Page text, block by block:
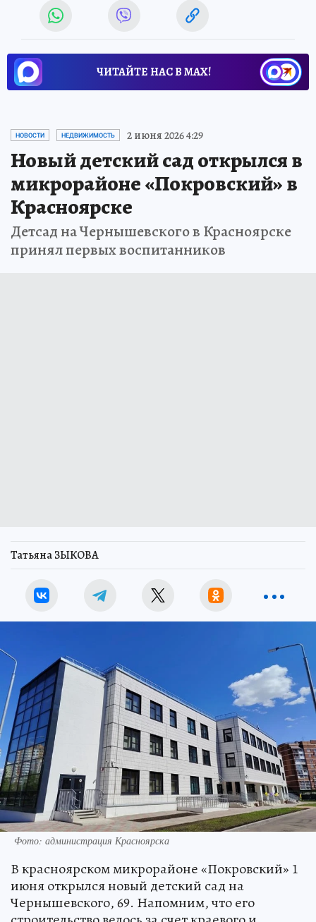
ЧИТАЙТЕ НАС В МАХ!
НОВОСТИ НЕДВИЖИМОСТЬ 2 июня 2026 4:29
Новый детский сад открылся в
микрорайоне «Покровский» в
Красноярске
Детсад на Чернышевского в Красноярске
принял первых воспитанников
Татьяна ЗЫКОВА
Фото: администрация Красноярска
В красноярском микрорайоне «Покровский» 1
июня открылся новый детский сад на
Чернышевского, 69. Напомним, что его